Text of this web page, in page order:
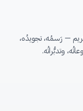
— رَسمُه، تجويدُه،
وتدبُّراتُه.